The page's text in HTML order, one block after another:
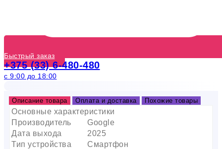
Быстрый заказ
+375 (33) 6-480-480
с 9:00 до 18:00
Описание товара Оплата и доставка Похожие товары
Основные характеристики
Производитель
Google
Дата выхода
2025
Тип устройства
Смартфон